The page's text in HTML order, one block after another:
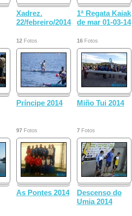
Xadrez.
22/febreiro/2014
12 Fotos
1ª Regata Kaiak
de mar 01-03-14
16 Fotos
Príncipe 2014
97 Fotos
Miño Tui 2014
7 Fotos
As Pontes 2014
Descenso do
Umia 2014